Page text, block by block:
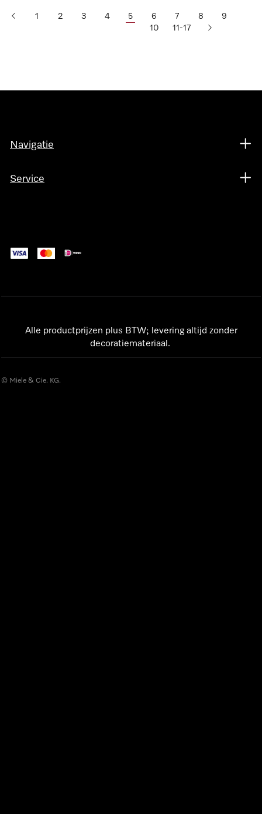
1 2 3 4 5 6 7 8
9
10
11-17
Navigatie
Service
Alle productprijzen plus BTW; levering altijd zonder
decoratiemateriaal.
© Miele & Cie. KG.